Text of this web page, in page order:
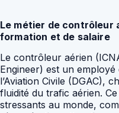
Le métier de contrôleur
formation et de salaire
Le contrôleur aérien
Engineer) est un
l’Aviation Civile (DGAC),
fluidité du trafic aérien.
stressants au monde,